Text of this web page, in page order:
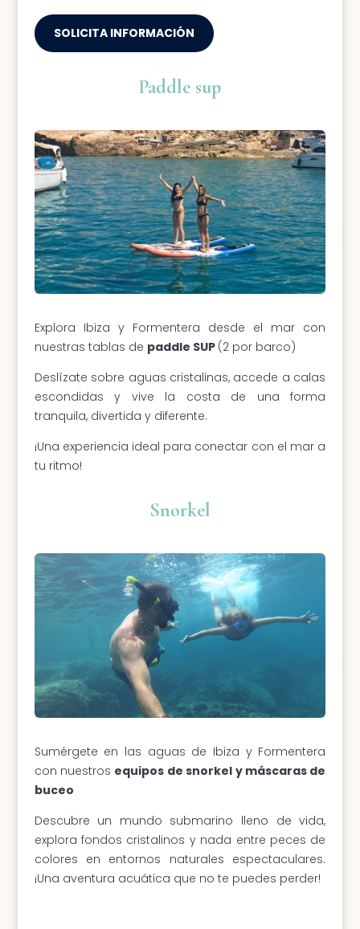
SOLICITA INFORMACIÓN
Paddle sup
Explora Ibiza y Formentera desde el mar con
nuestras tablas de paddle SUP (2 por barco)
Deslízate sobre aguas cristalinas, accede a calas
escondidas y vive la costa de una forma
tranquila, divertida y diferente.
¡Una experiencia ideal para conectar con el mar a
tu ritmo!
Snorkel
Sumérgete en las aguas de Ibiza y Formentera
con nuestros equipos de snorkel y máscaras de
buceo
Descubre un mundo submarino lleno de vida,
explora fondos cristalinos y nada entre peces de
colores en entornos naturales espectaculares.
¡Una aventura acuática que no te puedes perder!